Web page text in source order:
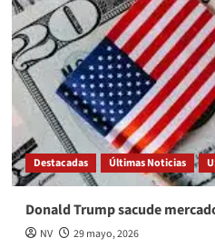
Sudáfrica
–
Nicaragua
finaliza
sin
goles
rumbo
a
la
Copa
2026
Destacadas Últimas Noticias
Donald Trump sacude
NV
29 mayo, 2026